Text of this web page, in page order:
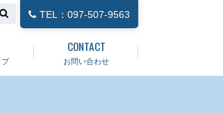
TEL：097-507-9563
プ お問い合わせ
CONTACT